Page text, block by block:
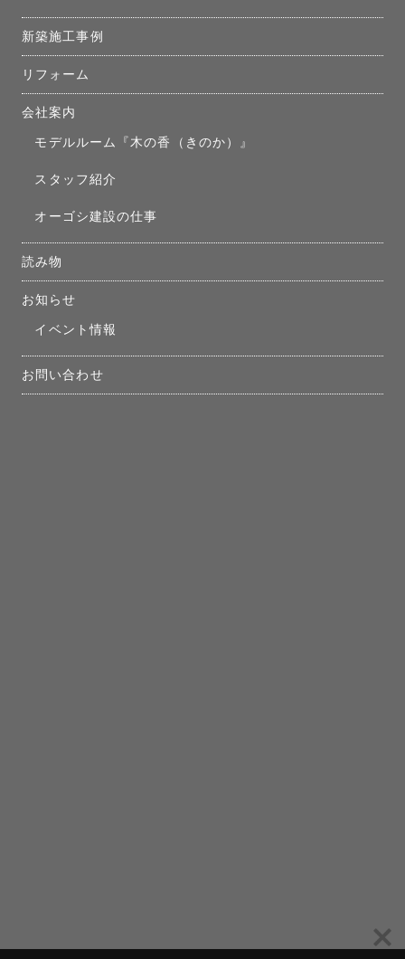
新築施工事例
リフォーム
会社案内
モデルルーム『木の香（きのか）』
スタッフ紹介
オーゴシ建設の仕事
読み物
お知らせ
イベント情報
お問い合わせ